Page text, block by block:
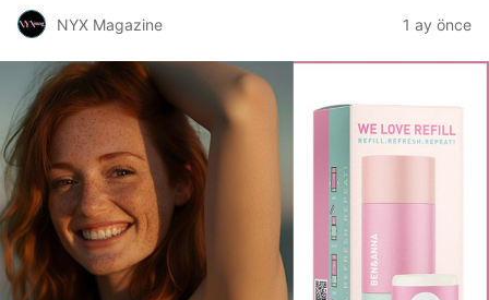
NYX Magazine 1 ay önce